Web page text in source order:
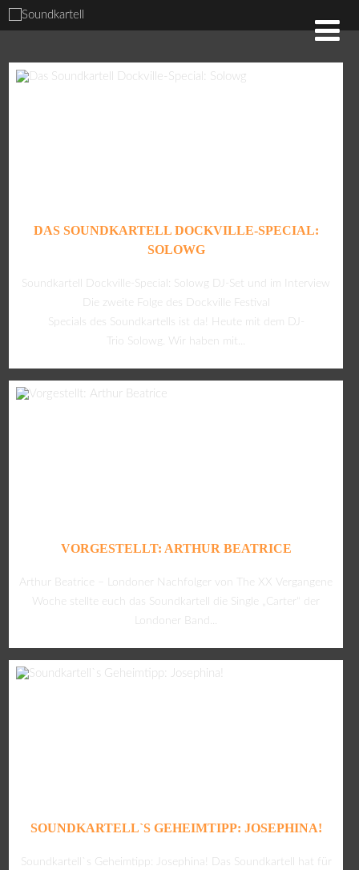
DAS SOUNDKARTELL DOCKVILLE-SPECIAL:
SOLOWG
Soundkartell Dockville-Special: Solowg DJ-Set und im Interview
Die zweite Folge des Dockville Festival
Specials des Soundkartells ist da! Heute mit dem DJ-
Trio Solowg. Wir haben mit...
VORGESTELLT: ARTHUR BEATRICE
Arthur Beatrice – Londoner Nachfolger von The XX Vergangene
Woche stellte euch das Soundkartell die Single „Carter“ der
Londoner Band...
SOUNDKARTELL`S GEHEIMTIPP: JOSEPHINA!
Soundkartell`s Geheimtipp: Josephina! Das Soundkartell hat für